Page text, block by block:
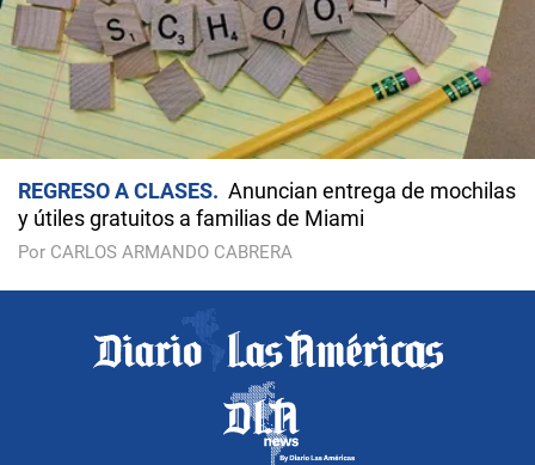
REGRESO A CLASES
Anuncian entrega de mochilas
y útiles gratuitos a familias de Miami
Por CARLOS ARMANDO CABRERA